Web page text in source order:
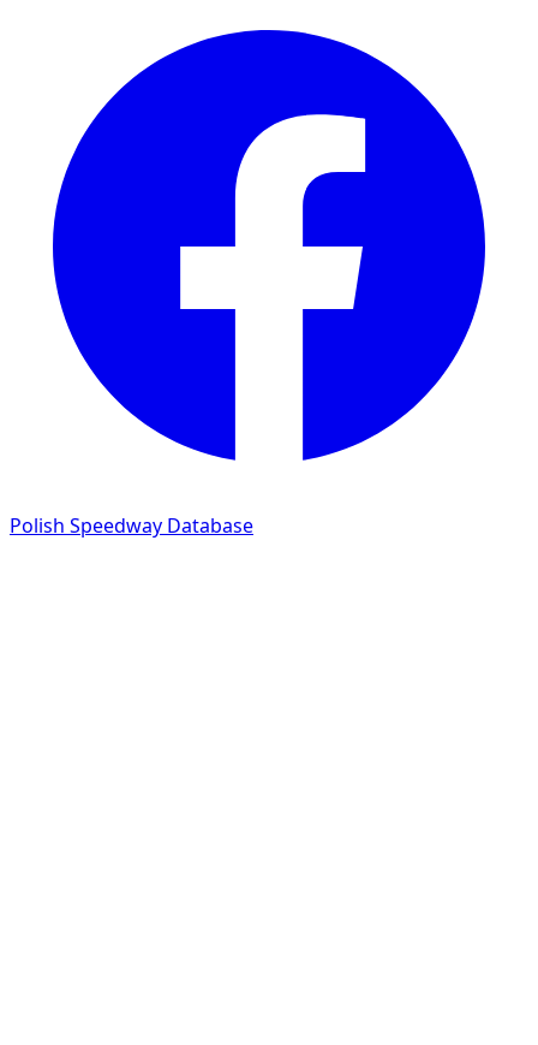
Polish Speedway Database